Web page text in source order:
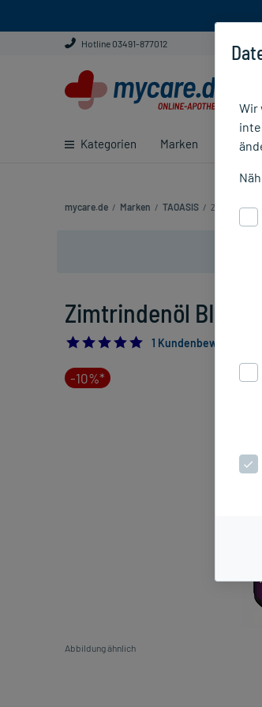
Hotline 03491-877012
Kategorien Marken
mycare.de / Marken / TAOASIS / Zimtrindenöl
Zimtrindenöl BIO, 5
5.0
1 Kundenbewertung*
-10%*
Abbildung ähnlich
Wir